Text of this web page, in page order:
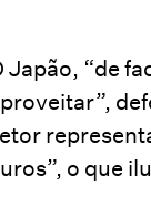
Japão, “de
o que